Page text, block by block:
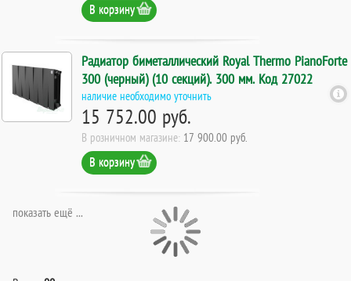
В корзину
Радиатор биметаллический Royal Thermo PianoForte
300 (черный) (10 секций). 300 мм. Код 27022
наличие необходимо уточнить
15 752.00 руб.
В розничном магазине: 17 900.00 руб.
В корзину
показать ещё ...